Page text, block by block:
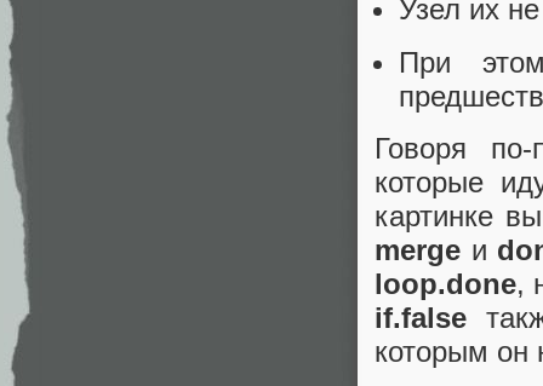
Узел их
При
Говоря
которые
картинке
merge и
loop.done,
if.false
которым он